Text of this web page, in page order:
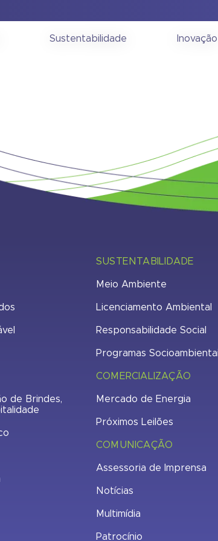
Sustentabilidade Inovação
de
de Brindes,
SUSTENTABILIDADE
Meio Ambiente
Licenciamento Ambiental
Responsabilidade Social
Programas
COMERCIALIZAÇÃO
Mercado de Energia
Próximos Leilões
COMUNICAÇÃO
Assessoria de Imprensa
Notícias
Multimídia
Patrocínio